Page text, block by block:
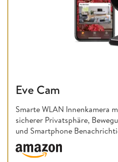
Eve Cam
Smarte WLAN Innenkamera
sicherer Privatsphäre,
und Smartphone